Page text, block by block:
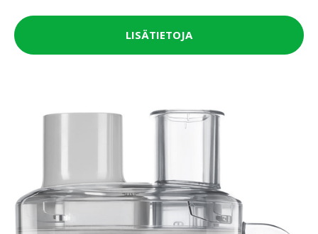
LISÄTIETOJA